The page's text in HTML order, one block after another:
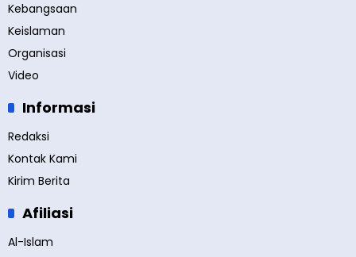
Kebangsaan
Keislaman
Organisasi
Video
Informasi
Redaksi
Kontak Kami
Kirim Berita
Afiliasi
Al-Islam